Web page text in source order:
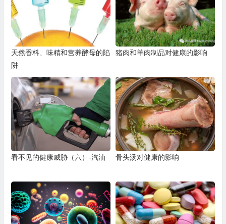
天然香料、味精和营养酵母的陷
阱
猪肉和羊肉制品对健康的影响
看不见的健康威胁（六）-汽油 骨头汤对健康的影响